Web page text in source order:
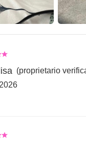
(proprietario